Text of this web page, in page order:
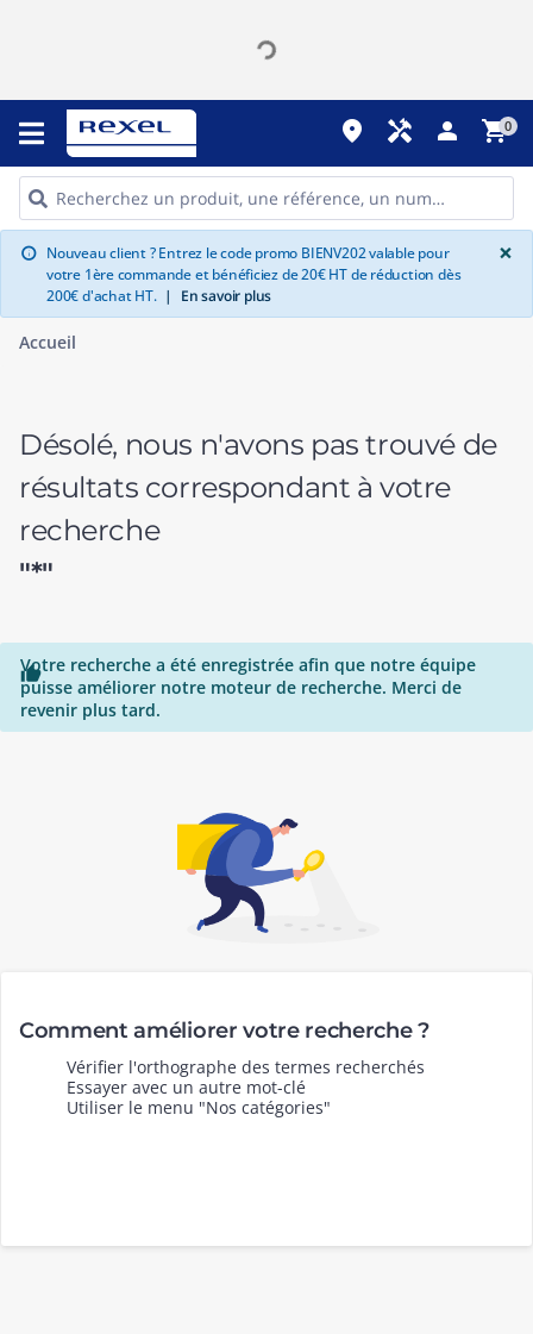
place handyman person shopping_cart0
info Nouveau client ? Entrez le code promo BIENV202 valable pour
votre 1ère commande et bénéficiez de 20€ HT de réduction dès
200€ d'achat HT. | En savoir plus
×
Accueil
Désolé, nous n'avons pas trouvé de
résultats correspondant à votre
recherche
"*"

Votre recherche a été enregistrée afin que notre équipe
puisse améliorer notre moteur de recherche. Merci de
revenir plus tard.
Comment améliorer votre recherche ?
Vérifier l'orthographe des termes recherchés
Essayer avec un autre mot-clé
Utiliser le menu "Nos catégories"